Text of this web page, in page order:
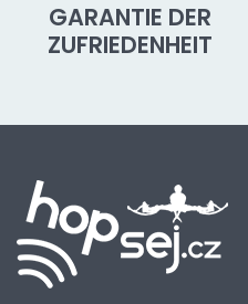
GARANTIE DER
ZUFRIEDENHEIT